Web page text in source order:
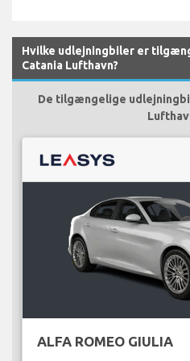
Hvilke udlejningbiler er
Catania Lufthavn?
De tilgængelige
ALFA ROMEO GIULIA